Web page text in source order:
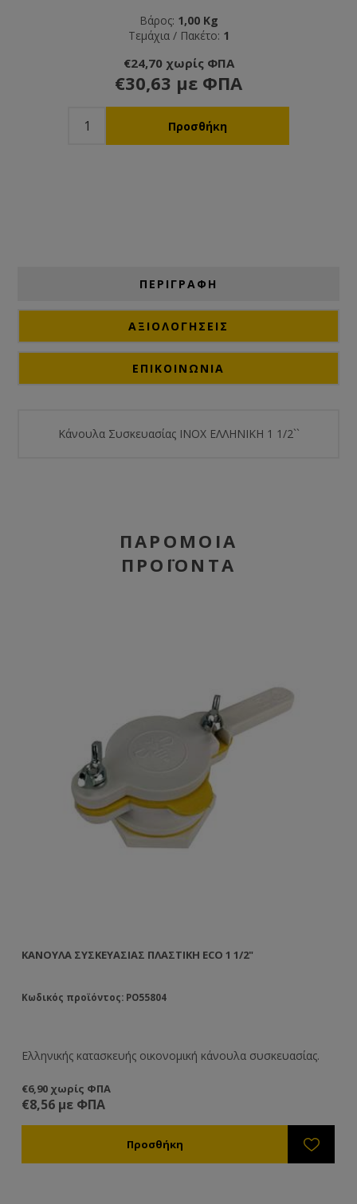
Βάρος: 1,00 Kg
Τεμάχια / Πακέτο: 1
€24,70 χωρίς ΦΠΑ
€30,63 με ΦΠΑ
ΠΕΡΙΓΡΑΦΗ
ΑΞΙΟΛΟΓΉΣΕΙΣ
ΕΠΙΚΟΙΝΩΝΙΑ
Κάνουλα Συσκευασίας ΙΝΟΧ ΕΛΛΗΝΙΚΗ 1 1/2``
ΠΑΡΌΜΟΙΑ
ΠΡΟΪΌΝΤΑ
ΚΆΝΟΥΛΑ ΣΥΣΚΕΥΑΣΊΑΣ ΠΛΑΣΤΙΚΉ ECO 1 1/2"
Κωδικός προϊόντος: PO55804
Ελληνικής κατασκευής οικονομική κάνουλα συσκευασίας.
€6,90 χωρίς ΦΠΑ
€8,56 με ΦΠΑ